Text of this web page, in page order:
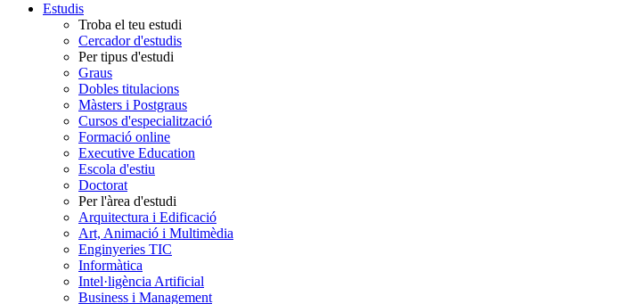
Estudis
Troba el teu estudi
Cercador d'estudis
Per tipus d'estudi
Graus
Dobles titulacions
Màsters i Postgraus
Cursos d'especialització
Formació online
Executive Education
Escola d'estiu
Doctorat
Per l'àrea d'estudi
Arquitectura i Edificació
Art, Animació i Multimèdia
Enginyeries TIC
Informàtica
Intel·ligència Artificial
Business i Management